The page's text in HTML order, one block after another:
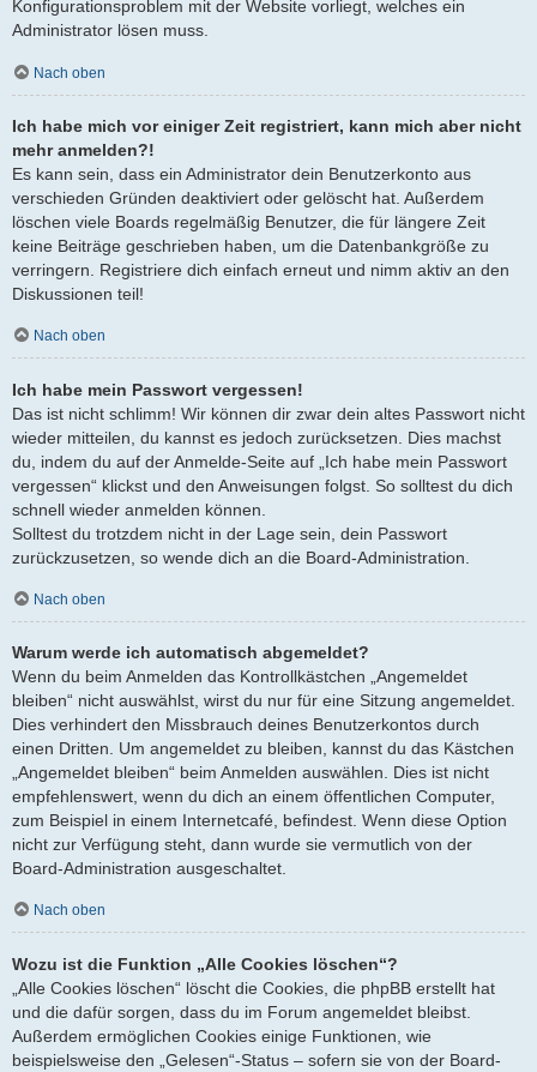
Konfigurationsproblem mit der Website vorliegt, welches ein
Administrator lösen muss.
Nach oben
Ich habe mich vor einiger Zeit registriert, kann mich aber nicht
mehr anmelden?!
Es kann sein, dass ein Administrator dein Benutzerkonto aus
verschieden Gründen deaktiviert oder gelöscht hat. Außerdem
löschen viele Boards regelmäßig Benutzer, die für längere Zeit
keine Beiträge geschrieben haben, um die Datenbankgröße zu
verringern. Registriere dich einfach erneut und nimm aktiv an den
Diskussionen teil!
Nach oben
Ich habe mein Passwort vergessen!
Das ist nicht schlimm! Wir können dir zwar dein altes Passwort nicht
wieder mitteilen, du kannst es jedoch zurücksetzen. Dies machst
du, indem du auf der Anmelde-Seite auf „Ich habe mein Passwort
vergessen“ klickst und den Anweisungen folgst. So solltest du dich
schnell wieder anmelden können.
Solltest du trotzdem nicht in der Lage sein, dein Passwort
zurückzusetzen, so wende dich an die Board-Administration.
Nach oben
Warum werde ich automatisch abgemeldet?
Wenn du beim Anmelden das Kontrollkästchen „Angemeldet
bleiben“ nicht auswählst, wirst du nur für eine Sitzung angemeldet.
Dies verhindert den Missbrauch deines Benutzerkontos durch
einen Dritten. Um angemeldet zu bleiben, kannst du das Kästchen
„Angemeldet bleiben“ beim Anmelden auswählen. Dies ist nicht
empfehlenswert, wenn du dich an einem öffentlichen Computer,
zum Beispiel in einem Internetcafé, befindest. Wenn diese Option
nicht zur Verfügung steht, dann wurde sie vermutlich von der
Board-Administration ausgeschaltet.
Nach oben
Wozu ist die Funktion „Alle Cookies löschen“?
„Alle Cookies löschen“ löscht die Cookies, die phpBB erstellt hat
und die dafür sorgen, dass du im Forum angemeldet bleibst.
Außerdem ermöglichen Cookies einige Funktionen, wie
beispielsweise den „Gelesen“-Status – sofern sie von der Board-